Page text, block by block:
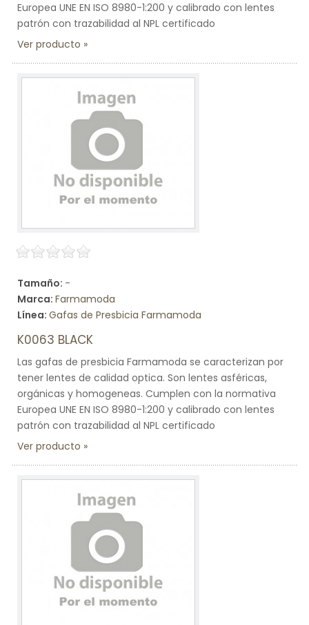
Europea UNE EN ISO 8980-1:200 y calibrado con lentes
patrón con trazabilidad al NPL certificado
Ver producto
Tamaño: -
Marca: Farmamoda
Línea: Gafas de Presbicia Farmamoda
K0063 BLACK
Las gafas de presbicia Farmamoda se caracterizan por
tener lentes de calidad optica. Son lentes asféricas,
orgánicas y homogeneas. Cumplen con la normativa
Europea UNE EN ISO 8980-1:200 y calibrado con lentes
patrón con trazabilidad al NPL certificado
Ver producto